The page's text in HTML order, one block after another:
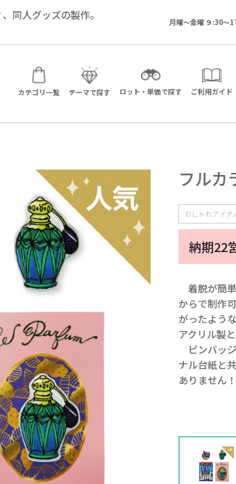
同人グッズの製作。
月曜～金曜 ９:30～
カテゴリ一覧 テーマで探す ロット・単価で探す ご利用ガイド
フルカ
おしゃれアイテ
納期22
着脱が簡
からで制作
がったよう
アクリル製
ピンバッ
ナル台紙と
ありません